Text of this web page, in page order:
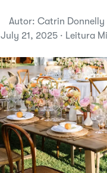
Autor: Catrin Donnelly
July 21, 2025 · Leitura